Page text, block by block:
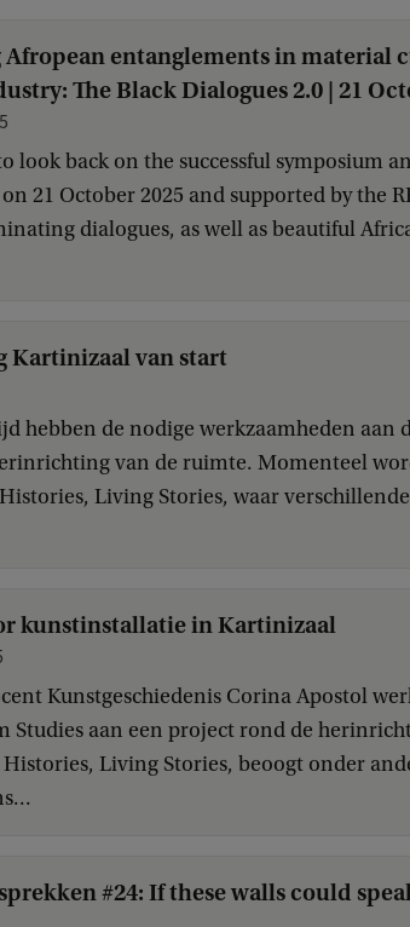
entanglements in material
The Black Dialogues 2.0 | 21
look back on the successful symposium
on 21 October 2025 and supported by the
dialogues, as well as beautiful
van start
hebben de nodige werkzaamheden
van de ruimte. Momenteel
Living Stories, waar
kunstinstallatie in Kartinizaal
Kunstgeschiedenis Corina Apostol
Studies aan een project rond de
Histories, Living Stories, beoogt onder
#24: If these walls could